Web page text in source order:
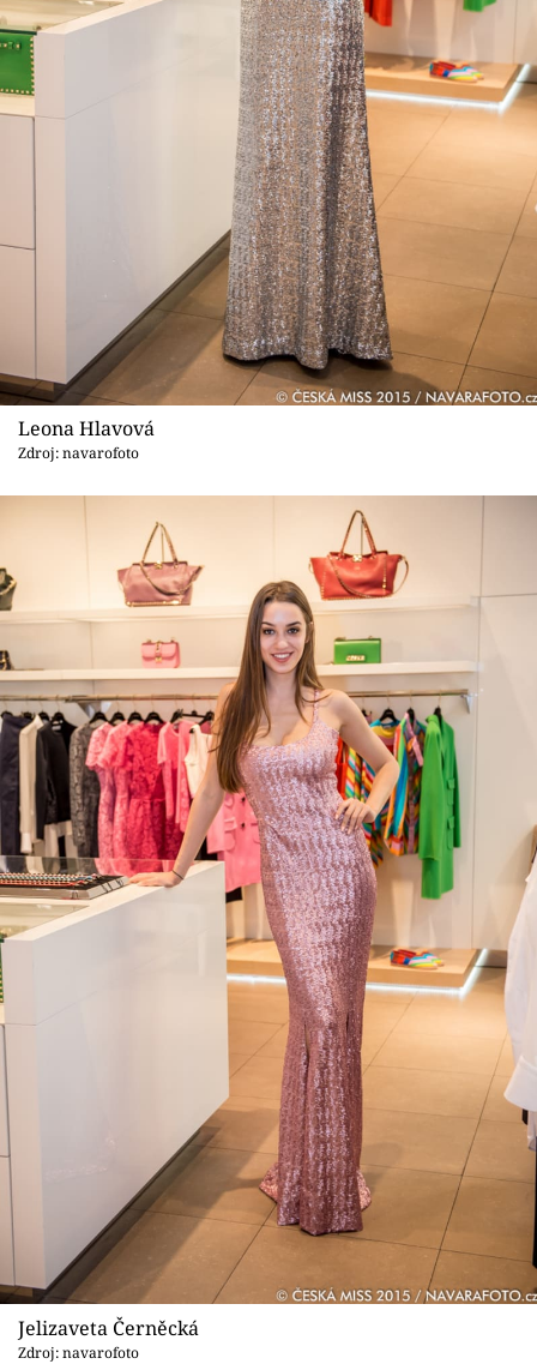
Leona Hlavová
Zdroj: navarofoto
Jelizaveta Černěcká
Zdroj: navarofoto